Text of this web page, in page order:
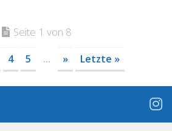
Seite 1 von 8
4 5 ... » Letzte »